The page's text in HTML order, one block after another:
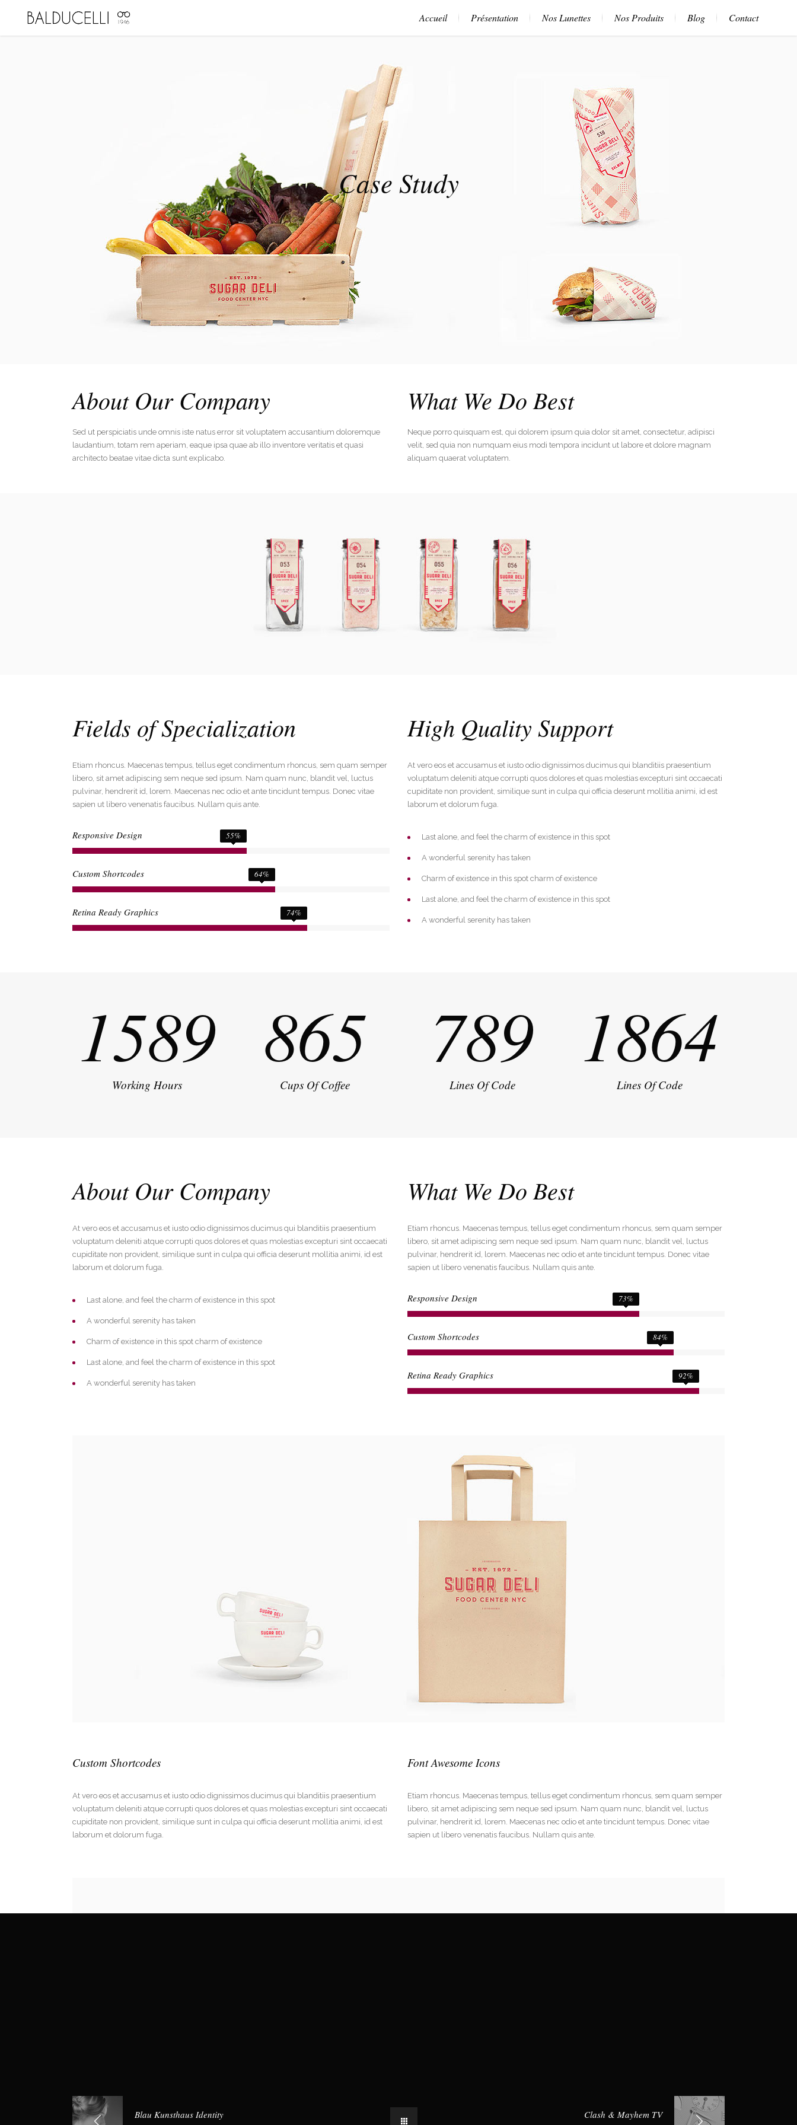
Accueil Présentation Nos Lunettes Nos Produits Blog Contact
Case Study
About Our Company
Sed ut perspiciatis unde omnis iste natus error sit voluptatem accusantium doloremque
laudantium, totam rem aperiam, eaque ipsa quae ab illo inventore veritatis et quasi
architecto beatae vitae dicta sunt explicabo.
What We Do Best
Neque porro quisquam est, qui dolorem ipsum quia dolor sit amet, consectetur, adipisci
velit, sed quia non numquam eius modi tempora incidunt ut labore et dolore magnam
aliquam quaerat voluptatem.
Fields of Specialization
Etiam rhoncus. Maecenas tempus, tellus eget condimentum rhoncus, sem quam semper
libero, sit amet adipiscing sem neque sed ipsum. Nam quam nunc, blandit vel, luctus
pulvinar, hendrerit id, lorem. Maecenas nec odio et ante tincidunt tempus. Donec vitae
sapien ut libero venenatis faucibus. Nullam quis ante.
Responsive Design 55%
Custom Shortcodes 64%
Retina Ready Graphics 74%
High Quality Support
At vero eos et accusamus et iusto odio dignissimos ducimus qui blanditiis praesentium
voluptatum deleniti atque corrupti quos dolores et quas molestias excepturi sint occaecati
cupiditate non provident, similique sunt in culpa qui officia deserunt mollitia animi, id est
laborum et dolorum fuga.
Last alone, and feel the charm of existence in this spot
A wonderful serenity has taken
Charm of existence in this spot charm of existence
Last alone, and feel the charm of existence in this spot
A wonderful serenity has taken
1589
Working Hours
865
Cups Of Coffee
789
Lines Of Code
1864
Lines Of Code
About Our Company
At vero eos et accusamus et iusto odio dignissimos ducimus qui blanditiis praesentium
voluptatum deleniti atque corrupti quos dolores et quas molestias excepturi sint occaecati
cupiditate non provident, similique sunt in culpa qui officia deserunt mollitia animi, id est
laborum et dolorum fuga.
Last alone, and feel the charm of existence in this spot
A wonderful serenity has taken
Charm of existence in this spot charm of existence
Last alone, and feel the charm of existence in this spot
A wonderful serenity has taken
What We Do Best
Etiam rhoncus. Maecenas tempus, tellus eget condimentum rhoncus, sem quam semper
libero, sit amet adipiscing sem neque sed ipsum. Nam quam nunc, blandit vel, luctus
pulvinar, hendrerit id, lorem. Maecenas nec odio et ante tincidunt tempus. Donec vitae
sapien ut libero venenatis faucibus. Nullam quis ante.
Responsive Design 73%
Custom Shortcodes 84%
Retina Ready Graphics 92%
Custom Shortcodes
At vero eos et accusamus et iusto odio dignissimos ducimus qui blanditiis praesentium
voluptatum deleniti atque corrupti quos dolores et quas molestias excepturi sint occaecati
cupiditate non provident, similique sunt in culpa qui officia deserunt mollitia animi, id est
laborum et dolorum fuga.
Font Awesome Icons
Etiam rhoncus. Maecenas tempus, tellus eget condimentum rhoncus, sem quam semper
libero, sit amet adipiscing sem neque sed ipsum. Nam quam nunc, blandit vel, luctus
pulvinar, hendrerit id, lorem. Maecenas nec odio et ante tincidunt tempus. Donec vitae
sapien ut libero venenatis faucibus. Nullam quis ante.
Blau Kunsthaus Identity Clash & Mayhem TV